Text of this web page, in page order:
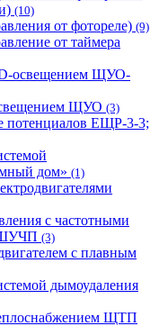
(10)
от фотореле) (9)
от таймера
освещением ЩУО-
ЩУО (3)
ЕЩР-3-3;
дом» (1)
с частотными
ШУЧП (3)
с плавным
дымоудаления
ЩТП